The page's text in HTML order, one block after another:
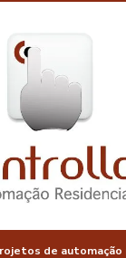
de automação